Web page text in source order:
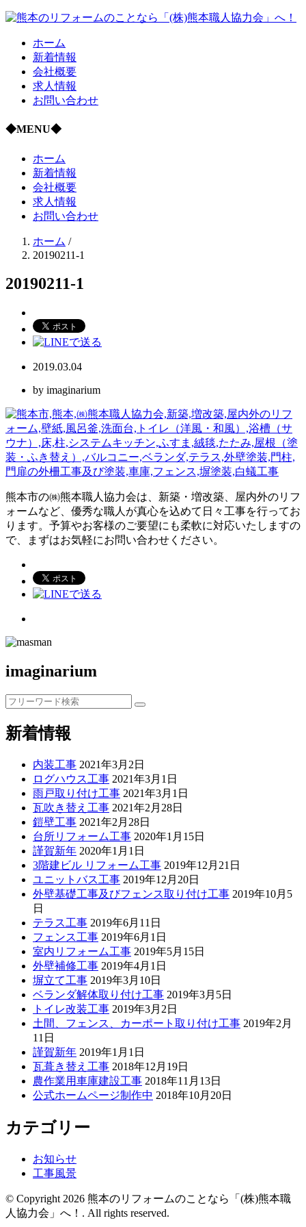
ホーム
新着情報
会社概要
求人情報
お問い合わせ
◆MENU◆
ホーム
新着情報
会社概要
求人情報
お問い合わせ
ホーム /
20190211-1
20190211-1
2019.03.04
by imaginarium
熊本市の㈱熊本職人協力会は、新築・増改築、屋内外のリフ
ォームなど、優秀な職人が真心を込めて日々工事を行ってお
ります。予算やお客様のご要望にも柔軟に対応いたしますの
で、まずはお気軽にお問い合わせください。
imaginarium
検
新着情報
内装工事 2021年3月2日
ログハウス工事 2021年3月1日
雨戸取り付け工事 2021年3月1日
瓦吹き替え工事 2021年2月28日
鎧壁工事 2021年2月28日
台所リフォーム工事 2020年1月15日
謹賀新年 2020年1月1日
3階建ビル リフォーム工事 2019年12月21日
ユニットバス工事 2019年12月20日
外壁基礎工事及びフェンス取り付け工事 2019年10月5
日
テラス工事 2019年6月11日
フェンス工事 2019年6月1日
室内リフォーム工事 2019年5月15日
外壁補修工事 2019年4月1日
塀立て工事 2019年3月10日
ベランダ解体取り付け工事 2019年3月5日
トイレ改装工事 2019年3月2日
土間、フェンス、カーポート取り付け工事 2019年2月
11日
謹賀新年 2019年1月1日
瓦葺き替え工事 2018年12月19日
農作業用車庫建設工事 2018年11月13日
公式ホームページ制作中 2018年10月20日
カテゴリー
お知らせ
工事風景
© Copyright 2026 熊本のリフォームのことなら「(株)熊本職
人協力会」へ！. All rights reserved.